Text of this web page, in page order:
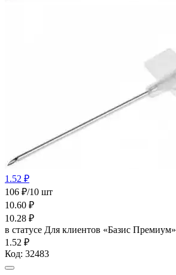
1.52 ₽
106 ₽/10 шт
10.60 ₽
10.28 ₽
в статусе Для клиентов «Базис Премиум»
1.52 ₽
Код: 32483